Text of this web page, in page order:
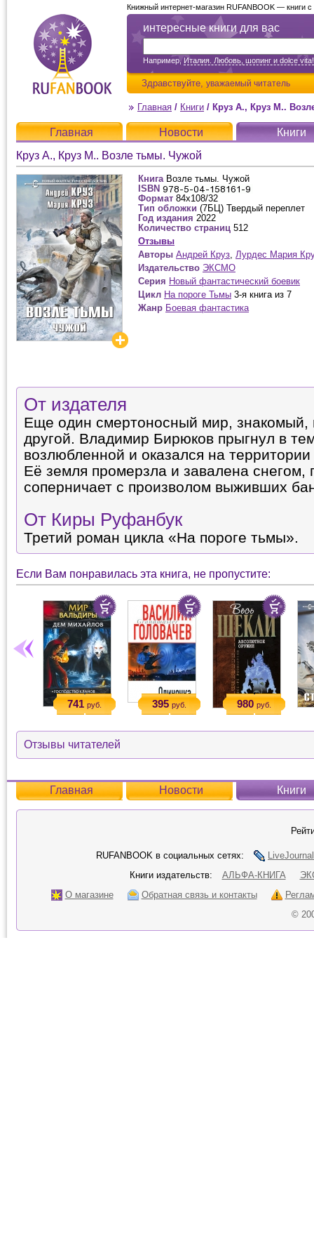
интересные книги для вас
Например,Италия. Любовь, шопинг и dolce vita!
Здравствуйте, уважаемый читатель
Книжный интернет-магазин RUFANBOOK — книги
Главная / Книги / Круз А., Круз М..
Главная Новости
Книги
Круз А., Круз М.. Возле тьмы. Чужой
Книга Возле тьмы. Чужой
ISBN
Формат 84x108/32
Тип обложки (7БЦ) Твердый переплет
Год издания 2022
Количество страниц 512
Отзывы
Авторы Андрей Круз, Лурдес Мария
Издательство ЭКСМО
Серия Новый фантастический боевик
Цикл На пороге Тьмы 3-я книга из 7
Жанр Боевая фантастика
От издателя
Еще один смертоносный мир, знакомый,
другой. Владимир Бирюков прыгнул в
возлюбленной и оказался на
Её земля промерзла и завалена снегом,
соперничает с произволом выживших
От Киры Руфанбук
Третий роман цикла «На пороге тьмы».
Если Вам понравилась эта книга, не пропустите:
741 руб. 395 руб. 980 руб.
Отзывы читателей
Главная Новости Книги
RUFANBOOK в социальных сетях:
LiveJournal
Книги издательств:
АЛЬФА-КНИГА
О магазине
Обратная связь и контакты
©